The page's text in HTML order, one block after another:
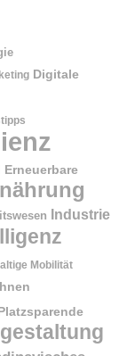
Digitale
Erneuerbare
Industrie
Mobilität